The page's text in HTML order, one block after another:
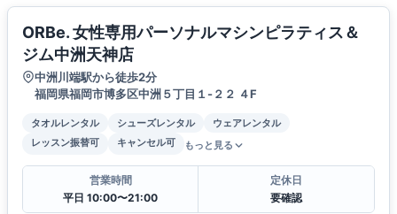
ORBe. 女性専用パーソナルマシンピラティス＆
ジム中洲天神店
中洲川端駅から徒歩2分
福岡県福岡市博多区中洲５丁目１-２２ ４F
タオルレンタル シューズレンタル
ウェアレンタル
レッスン振替可
キャンセル可 もっと見る
営業時間
平日 10:00〜21:00
定休日
要確認